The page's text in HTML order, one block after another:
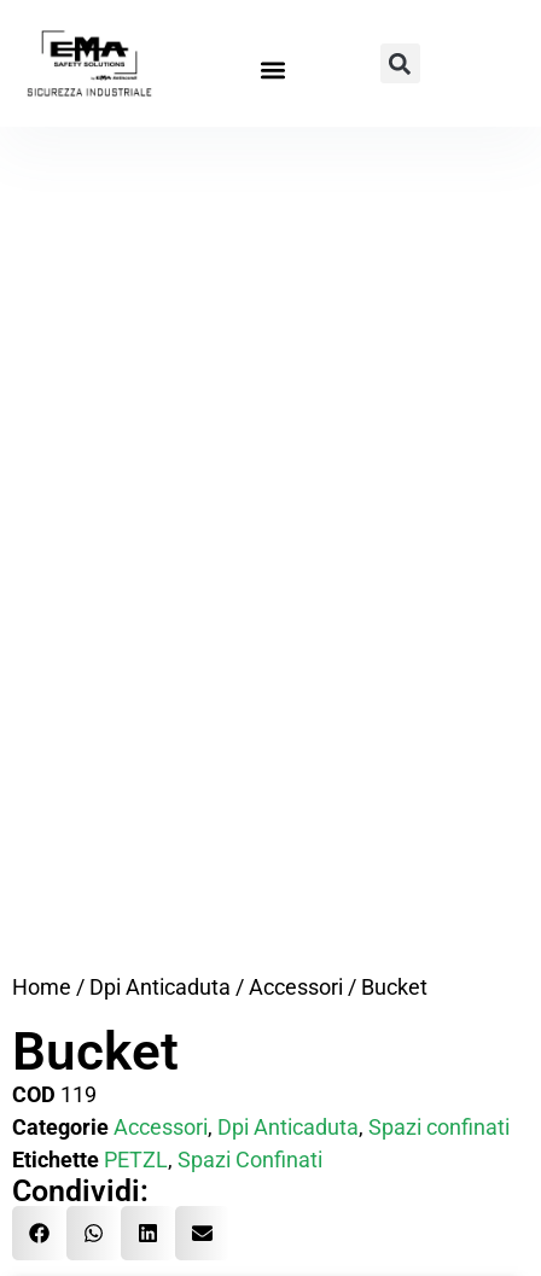
Home / Dpi Anticaduta /Accessori / Bucket
Bucket
COD 119
CategorieAccessori, Dpi Anticaduta, Spazi confinati
Etichette PETZL, Spazi Confinati
Condividi: